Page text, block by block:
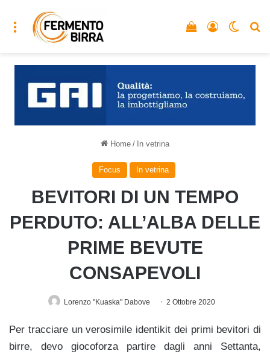
Menu Accedi
Vedi il carrello
Home / In vetrina
Focus In vetrina
BEVITORI DI UN TEMPO
PERDUTO: ALL’ALBA DELLE
PRIME BEVUTE
CONSAPEVOLI
Lorenzo "Kuaska" Dabove 2 Ottobre 2020
Per tracciare un verosimile identikit dei primi bevitori di
birre, devo giocoforza partire dagli anni Settanta,